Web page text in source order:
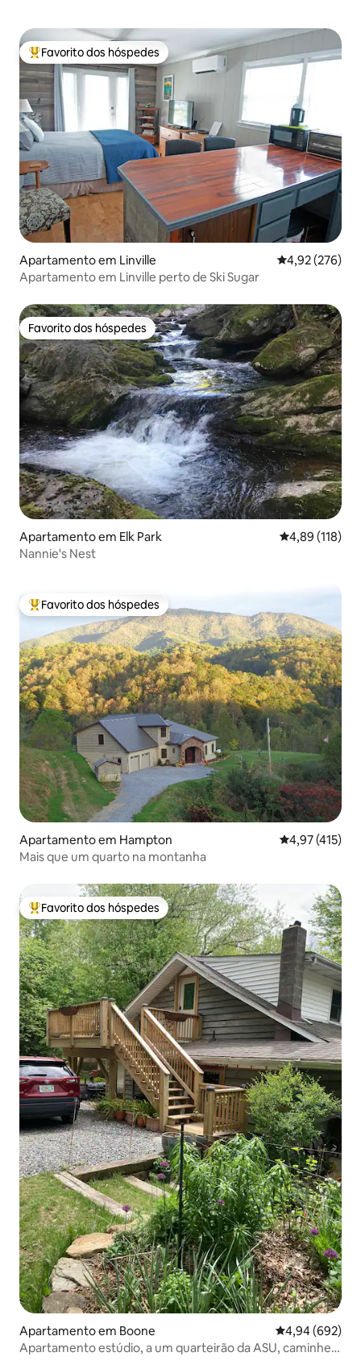
Favoritos dos hóspedes mais apreciados
Favorito dos hóspedes
Apartamento em Linville Classificação
4,92 (276)
Apartamento em Linville perto de Ski Sugar
Favorito dos hóspedes
Favorito dos hóspedes
Apartamento em Elk Park Classificação
4,89 (118)
Nannie's Nest
Favoritos dos hóspedes mais apreciados
Favorito dos hóspedes
Apartamento em Hampton Classificação
4,97 (415)
Mais que um quarto na montanha
Favoritos dos hóspedes mais apreciados
Favorito dos hóspedes
Apartamento em Boone Classificação
4,94 (692)
Apartamento estúdio, a um quarteirão da ASU, caminhe